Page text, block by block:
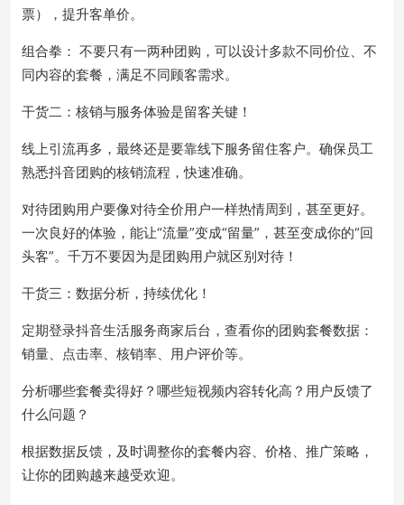
票），提升客单价。
组合拳： 不要只有一两种团购，可以设计多款不同价位、不
同内容的套餐，满足不同顾客需求。
干货二：核销与服务体验是留客关键！
线上引流再多，最终还是要靠线下服务留住客户。确保员工
熟悉抖音团购的核销流程，快速准确。
对待团购用户要像对待全价用户一样热情周到，甚至更好。
一次良好的体验，能让“流量”变成“留量”，甚至变成你的“回
头客”。千万不要因为是团购用户就区别对待！
干货三：数据分析，持续优化！
定期登录抖音生活服务商家后台，查看你的团购套餐数据：
销量、点击率、核销率、用户评价等。
分析哪些套餐卖得好？哪些短视频内容转化高？用户反馈了
什么问题？
根据数据反馈，及时调整你的套餐内容、价格、推广策略，
让你的团购越来越受欢迎。